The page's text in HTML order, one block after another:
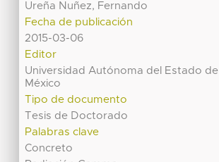
Ureña Nuñez, Fernando
Fecha de publicación
2015-03-06
Editor
Universidad Autónoma del Estado de
México
Tipo de documento
Tesis de Doctorado
Palabras clave
Concreto